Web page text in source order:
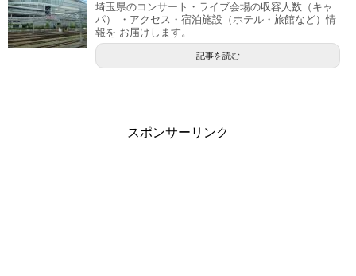
埼玉県のコンサート・ライブ会場の収容人数（キャ
パ） ・アクセス・宿泊施設（ホテル・旅館など）情
報を お届けします。
記事を読む
スポンサーリンク